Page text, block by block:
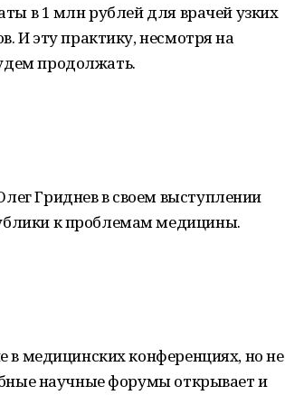
в 1 млн рублей для врачей узких
И эту практику, несмотря на
продолжать.
Гриднев в своем выступлении
к проблемам медицины.
в медицинских конференциях, но не
научные форумы открывает и